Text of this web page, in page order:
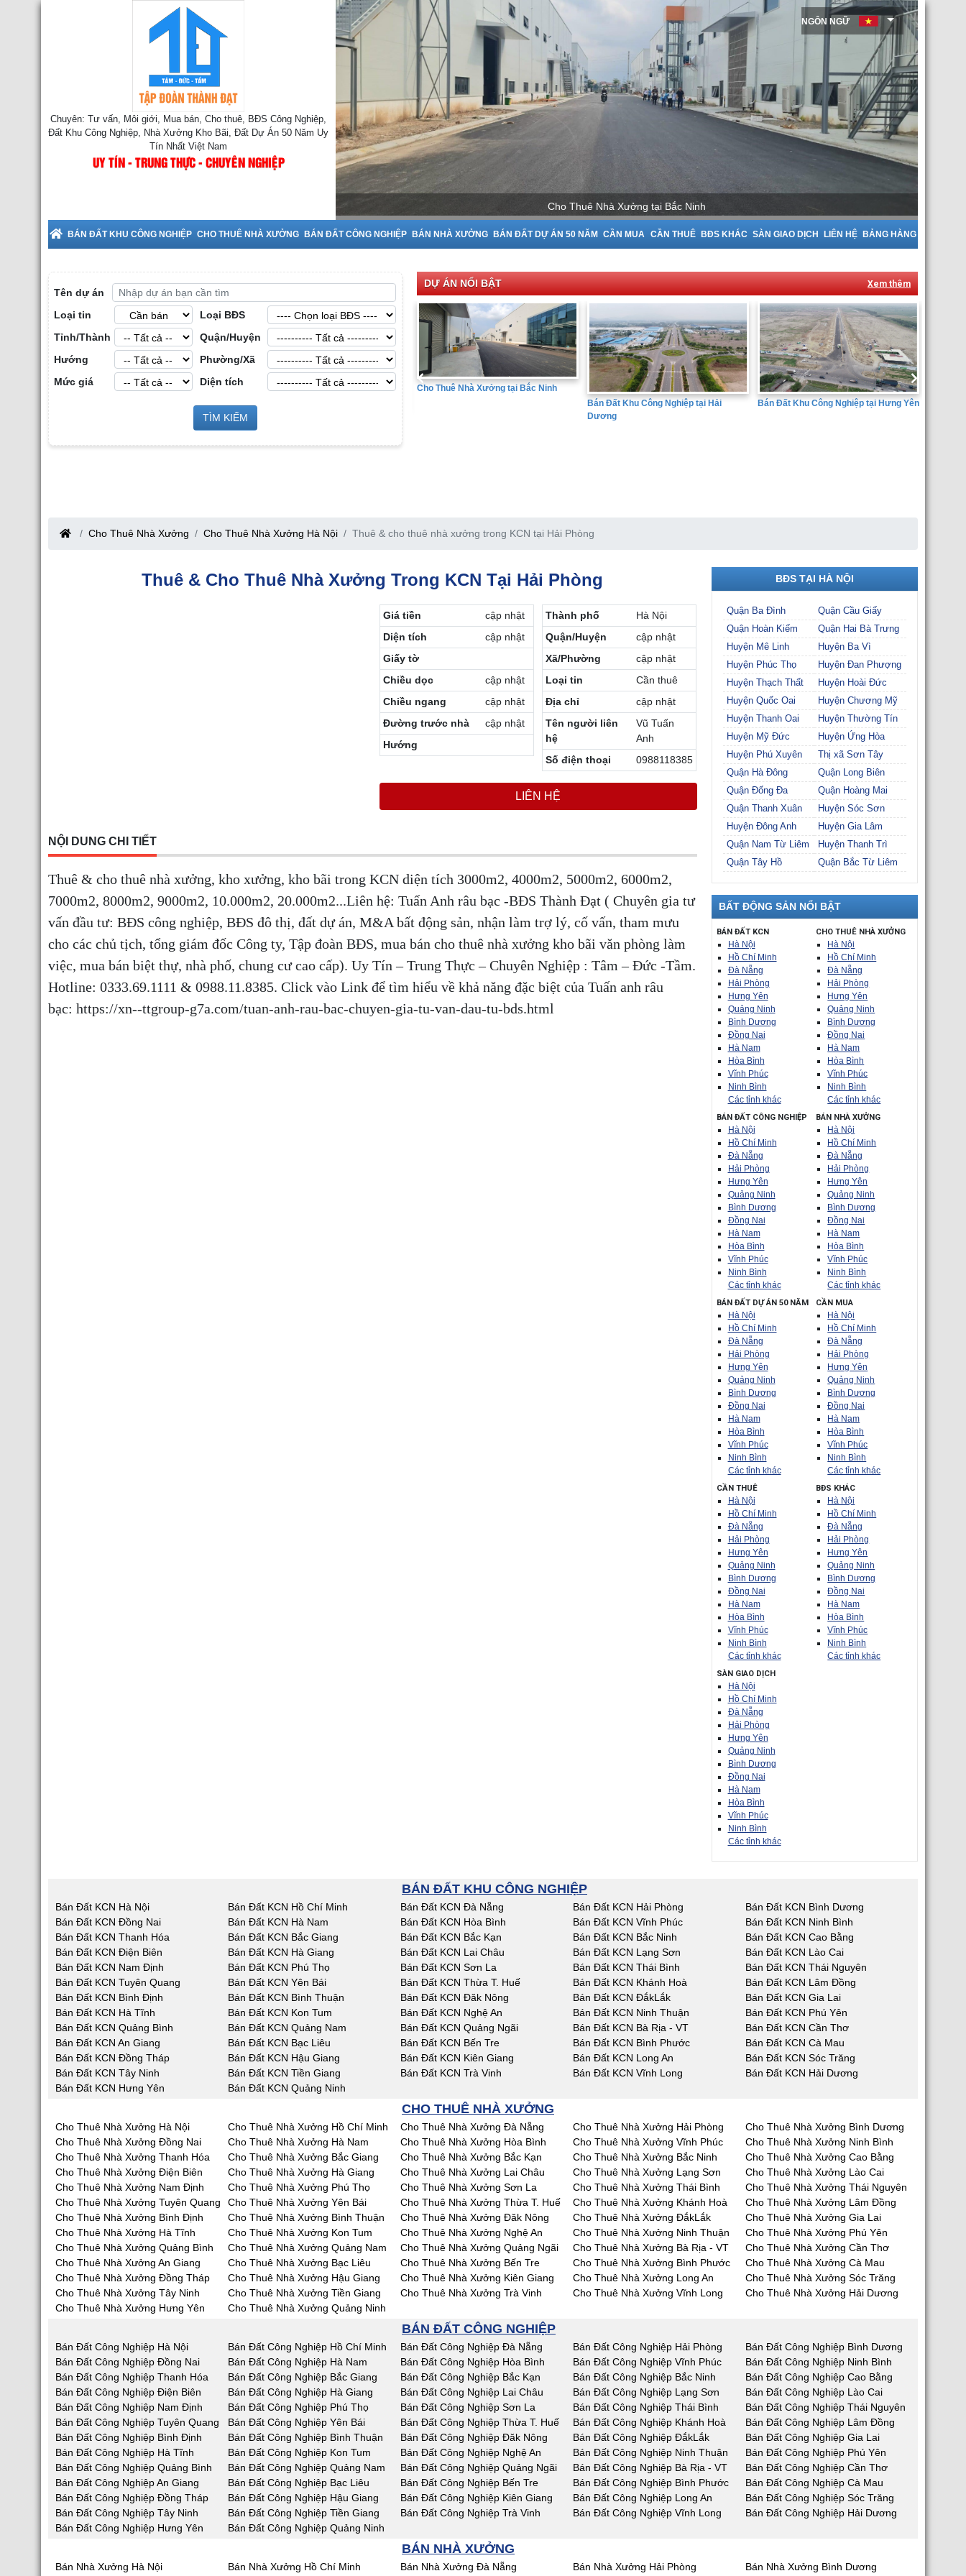
Chuyên: Tư vấn, Môi giới, Mua bán, Cho thuê, BĐS Công Nghiệp,
Đất Khu Công Nghiệp, Nhà Xưởng Kho Bãi, Đất Dự Án 50 Năm Uy
Tín Nhất Việt Nam
UY TÍN - TRUNG THỰC - CHUYÊN NGHIỆP
BÁN ĐẤT KHU CÔNG NGHIỆP CHO THUÊ NHÀ XƯỞNG BÁN ĐẤT CÔNG NGHIỆP BÁN NHÀ XƯỞNG BÁN ĐẤT DỰ ÁN 50 NĂM CẦN MUA CẦN THUÊ BĐS KHÁC SÀN GIAO DỊCH LIÊN HỆ BẢNG HÀNG
NGÔN NGỮ
Tên dự án
Loại tin
Loại BĐS
Tỉnh/Thành
Quận/Huyện
Hướng
Phường/Xã
Mức giá
Diện tích
TÌM KIẾM
DỰ ÁN NỔI BẬT Xem thêm
Sàn Môi Giới Bất Động Sản Công
Nghiệp tại Tỉnh Bắc Giang
Cho Thuê Nhà Xưởng tại Hưng Yên
Cho Thuê Nhà Xưởng tại Bắc Ninh
Bán Đất Khu Công Nghiệp tại Hải
Bán Đất Khu Công Nghiệp tại Hưng Yên
Cho Thuê Nhà Xưởng Cho Thuê Nhà Xưởng Hà Nội Thuê & cho thuê nhà xưởng trong KCN tại Hải Phòng
Thuê & Cho Thuê Nhà Xưởng Trong KCN Tại Hải Phòng
Giá tiền
cập nhật
Diện tích
cập nhật
Giấy tờ
Chiều dọc
cập nhật
Chiều ngang
cập nhật
Đường trước nhà
cập nhật
Hướng
Thành phố
Hà Nội
Quận/Huyện
cập nhật
Xã/Phường
cập nhật
Loại tin
Cần thuê
Địa chỉ
cập nhật
Tên người liên
hệ
Vũ Tuấn
Anh
Số điện thoại
0988118385
LIÊN HỆ
NỘI DUNG CHI TIẾT
Thuê & cho thuê nhà xưởng, kho xưởng, kho bãi trong KCN diện tích 3000m2, 4000m2, 5000m2, 6000m2,
7000m2, 8000m2, 9000m2, 10.000m2, 20.000m2...Liên hệ: Tuấn Anh râu bạc -BĐS Thành Đạt ( Chuyên gia tư
vấn đầu tư: BĐS công nghiệp, BĐS đô thị, đất dự án, M&A bất động sản, nhận làm trợ lý, cố vấn, tham mưu
cho các chủ tịch, tổng giám đốc Công ty, Tập đoàn BĐS, mua bán cho thuê nhà xưởng kho bãi văn phòng làm
việc, mua bán biệt thự, nhà phố, chung cư cao cấp). Uy Tín – Trung Thực – Chuyên Nghiệp : Tâm – Đức -Tầm.
Hotline: 0333.69.1111 & 0988.11.8385. Click vào Link để tìm hiểu về khả năng đặc biệt của Tuấn anh râu
bạc: https://xn--ttgroup-g7a.com/tuan-anh-rau-bac-chuyen-gia-tu-van-dau-tu-bds.html
BĐS TẠI HÀ NỘI
Quận Ba Đình
Quận Cầu Giấy
Quận Hoàn Kiếm
Quận Hai Bà Trưng
Huyện Mê Linh
Huyện Ba Vì
Huyện Phúc Thọ
Huyện Đan Phượng
Huyện Thạch Thất
Huyện Hoài Đức
Huyện Quốc Oai
Huyện Chương Mỹ
Huyện Thanh Oai
Huyện Thường Tín
Huyện Mỹ Đức
Huyện Ứng Hòa
Huyện Phú Xuyên
Thị xã Sơn Tây
Quận Hà Đông
Quận Long Biên
Quận Đống Đa
Quận Hoàng Mai
Quận Thanh Xuân
Huyện Sóc Sơn
Huyện Đông Anh
Huyện Gia Lâm
Quận Nam Từ Liêm
Huyện Thanh Trì
Quận Tây Hồ
Quận Bắc Từ Liêm
BẤT ĐỘNG SẢN NỔI BẬT
BÁN ĐẤT KCN
Hà Nội
Hồ Chí Minh
Đà Nẵng
Hải Phòng
Hưng Yên
Quảng Ninh
Bình Dương
Đồng Nai
Hà Nam
Hòa Bình
Vĩnh Phúc
Ninh Bình
Các tỉnh khác
CHO THUÊ NHÀ XƯỞNG
Hà Nội
Hồ Chí Minh
Đà Nẵng
Hải Phòng
Hưng Yên
Quảng Ninh
Bình Dương
Đồng Nai
Hà Nam
Hòa Bình
Vĩnh Phúc
Ninh Bình
Các tỉnh khác
BÁN ĐẤT CÔNG NGHIỆP
Hà Nội
Hồ Chí Minh
Đà Nẵng
Hải Phòng
Hưng Yên
Quảng Ninh
Bình Dương
Đồng Nai
Hà Nam
Hòa Bình
Vĩnh Phúc
Ninh Bình
Các tỉnh khác
BÁN NHÀ XƯỞNG
Hà Nội
Hồ Chí Minh
Đà Nẵng
Hải Phòng
Hưng Yên
Quảng Ninh
Bình Dương
Đồng Nai
Hà Nam
Hòa Bình
Vĩnh Phúc
Ninh Bình
Các tỉnh khác
BÁN ĐẤT DỰ ÁN 50 NĂM
Hà Nội
Hồ Chí Minh
Đà Nẵng
Hải Phòng
Hưng Yên
Quảng Ninh
Bình Dương
Đồng Nai
Hà Nam
Hòa Bình
Vĩnh Phúc
Ninh Bình
Các tỉnh khác
CẦN MUA
Hà Nội
Hồ Chí Minh
Đà Nẵng
Hải Phòng
Hưng Yên
Quảng Ninh
Bình Dương
Đồng Nai
Hà Nam
Hòa Bình
Vĩnh Phúc
Ninh Bình
Các tỉnh khác
CẦN THUÊ
Hà Nội
Hồ Chí Minh
Đà Nẵng
Hải Phòng
Hưng Yên
Quảng Ninh
Bình Dương
Đồng Nai
Hà Nam
Hòa Bình
Vĩnh Phúc
Ninh Bình
Các tỉnh khác
BĐS KHÁC
Hà Nội
Hồ Chí Minh
Đà Nẵng
Hải Phòng
Hưng Yên
Quảng Ninh
Bình Dương
Đồng Nai
Hà Nam
Hòa Bình
Vĩnh Phúc
Ninh Bình
Các tỉnh khác
SÀN GIAO DỊCH
Hà Nội
Hồ Chí Minh
Đà Nẵng
Hải Phòng
Hưng Yên
Quảng Ninh
Bình Dương
Đồng Nai
Hà Nam
Hòa Bình
Vĩnh Phúc
Ninh Bình
Các tỉnh khác
BÁN ĐẤT KHU CÔNG NGHIỆP
Bán Đất KCN Hà Nội Bán Đất KCN Hồ Chí Minh Bán Đất KCN Đà Nẵng Bán Đất KCN Hải Phòng
Bán Đất KCN Bình Dương
Bán Đất KCN Đồng Nai
Bán Đất KCN Hà Nam Bán Đất KCN Hòa Bình Bán Đất KCN Vĩnh Phúc
Bán Đất KCN Ninh Bình
Bán Đất KCN Thanh Hóa
Bán Đất KCN Bắc Giang Bán Đất KCN Bắc Kạn Bán Đất KCN Bắc Ninh
Bán Đất KCN Cao Bằng
Bán Đất KCN Điện Biên
Bán Đất KCN Hà Giang Bán Đất KCN Lai Châu Bán Đất KCN Lạng Sơn
Bán Đất KCN Lào Cai
Bán Đất KCN Nam Định
Bán Đất KCN Phú Thọ Bán Đất KCN Sơn La Bán Đất KCN Thái Bình
Bán Đất KCN Thái Nguyên
Bán Đất KCN Tuyên Quang
Bán Đất KCN Yên Bái Bán Đất KCN Thừa T. Huế Bán Đất KCN Khánh Hoà
Bán Đất KCN Lâm Đồng
Bán Đất KCN Bình Định
Bán Đất KCN Bình Thuận Bán Đất KCN Đăk Nông Bán Đất KCN ĐắkLắk
Bán Đất KCN Gia Lai
Bán Đất KCN Hà Tĩnh
Bán Đất KCN Kon Tum Bán Đất KCN Nghệ An Bán Đất KCN Ninh Thuận
Bán Đất KCN Phú Yên
Bán Đất KCN Quảng Bình
Bán Đất KCN Quảng Nam Bán Đất KCN Quảng Ngãi Bán Đất KCN Bà Rịa - VT
Bán Đất KCN Cần Thơ
Bán Đất KCN An Giang
Bán Đất KCN Bạc Liêu Bán Đất KCN Bến Tre Bán Đất KCN Bình Phước
Bán Đất KCN Cà Mau
Bán Đất KCN Đồng Tháp
Bán Đất KCN Hậu Giang Bán Đất KCN Kiên Giang Bán Đất KCN Long An
Bán Đất KCN Sóc Trăng
Bán Đất KCN Tây Ninh
Bán Đất KCN Tiền Giang Bán Đất KCN Trà Vinh Bán Đất KCN Vĩnh Long
Bán Đất KCN Hải Dương
Bán Đất KCN Hưng Yên
Bán Đất KCN Quảng Ninh
CHO THUÊ NHÀ XƯỞNG
Cho Thuê Nhà Xưởng Hà Nội Cho Thuê Nhà Xưởng Hồ Chí Minh Cho Thuê Nhà Xưởng Đà Nẵng Cho Thuê Nhà Xưởng Hải Phòng
Cho Thuê Nhà Xưởng Bình Dương
Cho Thuê Nhà Xưởng Đồng Nai
Cho Thuê Nhà Xưởng Hà Nam Cho Thuê Nhà Xưởng Hòa Bình Cho Thuê Nhà Xưởng Vĩnh Phúc
Cho Thuê Nhà Xưởng Ninh Bình
Cho Thuê Nhà Xưởng Thanh Hóa
Cho Thuê Nhà Xưởng Bắc Giang Cho Thuê Nhà Xưởng Bắc Kạn Cho Thuê Nhà Xưởng Bắc Ninh
Cho Thuê Nhà Xưởng Cao Bằng
Cho Thuê Nhà Xưởng Điện Biên
Cho Thuê Nhà Xưởng Hà Giang Cho Thuê Nhà Xưởng Lai Châu Cho Thuê Nhà Xưởng Lạng Sơn
Cho Thuê Nhà Xưởng Lào Cai
Cho Thuê Nhà Xưởng Nam Định
Cho Thuê Nhà Xưởng Phú Thọ Cho Thuê Nhà Xưởng Sơn La Cho Thuê Nhà Xưởng Thái Bình
Cho Thuê Nhà Xưởng Thái Nguyên
Cho Thuê Nhà Xưởng Tuyên Quang
Cho Thuê Nhà Xưởng Yên Bái Cho Thuê Nhà Xưởng Thừa T. Huế Cho Thuê Nhà Xưởng Khánh Hoà
Cho Thuê Nhà Xưởng Lâm Đồng
Cho Thuê Nhà Xưởng Bình Định
Cho Thuê Nhà Xưởng Bình Thuận Cho Thuê Nhà Xưởng Đăk Nông Cho Thuê Nhà Xưởng ĐắkLắk
Cho Thuê Nhà Xưởng Gia Lai
Cho Thuê Nhà Xưởng Hà Tĩnh
Cho Thuê Nhà Xưởng Kon Tum Cho Thuê Nhà Xưởng Nghệ An Cho Thuê Nhà Xưởng Ninh Thuận
Cho Thuê Nhà Xưởng Phú Yên
Cho Thuê Nhà Xưởng Quảng Bình
Cho Thuê Nhà Xưởng Quảng Nam Cho Thuê Nhà Xưởng Quảng Ngãi Cho Thuê Nhà Xưởng Bà Rịa - VT
Cho Thuê Nhà Xưởng Cần Thơ
Cho Thuê Nhà Xưởng An Giang
Cho Thuê Nhà Xưởng Bạc Liêu Cho Thuê Nhà Xưởng Bến Tre Cho Thuê Nhà Xưởng Bình Phước
Cho Thuê Nhà Xưởng Cà Mau
Cho Thuê Nhà Xưởng Đồng Tháp
Cho Thuê Nhà Xưởng Hậu Giang Cho Thuê Nhà Xưởng Kiên Giang Cho Thuê Nhà Xưởng Long An
Cho Thuê Nhà Xưởng Sóc Trăng
Cho Thuê Nhà Xưởng Tây Ninh
Cho Thuê Nhà Xưởng Tiền Giang Cho Thuê Nhà Xưởng Trà Vinh Cho Thuê Nhà Xưởng Vĩnh Long
Cho Thuê Nhà Xưởng Hải Dương
Cho Thuê Nhà Xưởng Hưng Yên
Cho Thuê Nhà Xưởng Quảng Ninh
BÁN ĐẤT CÔNG NGHIỆP
Bán Đất Công Nghiệp Hà Nội Bán Đất Công Nghiệp Hồ Chí Minh Bán Đất Công Nghiệp Đà Nẵng Bán Đất Công Nghiệp Hải Phòng
Bán Đất Công Nghiệp Bình Dương
Bán Đất Công Nghiệp Đồng Nai
Bán Đất Công Nghiệp Hà Nam Bán Đất Công Nghiệp Hòa Bình Bán Đất Công Nghiệp Vĩnh Phúc
Bán Đất Công Nghiệp Ninh Bình
Bán Đất Công Nghiệp Thanh Hóa
Bán Đất Công Nghiệp Bắc Giang Bán Đất Công Nghiệp Bắc Kạn Bán Đất Công Nghiệp Bắc Ninh
Bán Đất Công Nghiệp Cao Bằng
Bán Đất Công Nghiệp Điện Biên
Bán Đất Công Nghiệp Hà Giang Bán Đất Công Nghiệp Lai Châu Bán Đất Công Nghiệp Lạng Sơn
Bán Đất Công Nghiệp Lào Cai
Bán Đất Công Nghiệp Nam Định
Bán Đất Công Nghiệp Phú Thọ Bán Đất Công Nghiệp Sơn La Bán Đất Công Nghiệp Thái Bình
Bán Đất Công Nghiệp Thái Nguyên
Bán Đất Công Nghiệp Tuyên Quang
Bán Đất Công Nghiệp Yên Bái Bán Đất Công Nghiệp Thừa T. Huế Bán Đất Công Nghiệp Khánh Hoà
Bán Đất Công Nghiệp Lâm Đồng
Bán Đất Công Nghiệp Bình Định
Bán Đất Công Nghiệp Bình Thuận Bán Đất Công Nghiệp Đăk Nông Bán Đất Công Nghiệp ĐắkLắk
Bán Đất Công Nghiệp Gia Lai
Bán Đất Công Nghiệp Hà Tĩnh
Bán Đất Công Nghiệp Kon Tum Bán Đất Công Nghiệp Nghệ An Bán Đất Công Nghiệp Ninh Thuận
Bán Đất Công Nghiệp Phú Yên
Bán Đất Công Nghiệp Quảng Bình
Bán Đất Công Nghiệp Quảng Nam Bán Đất Công Nghiệp Quảng Ngãi Bán Đất Công Nghiệp Bà Rịa - VT
Bán Đất Công Nghiệp Cần Thơ
Bán Đất Công Nghiệp An Giang
Bán Đất Công Nghiệp Bạc Liêu Bán Đất Công Nghiệp Bến Tre Bán Đất Công Nghiệp Bình Phước
Bán Đất Công Nghiệp Cà Mau
Bán Đất Công Nghiệp Đồng Tháp
Bán Đất Công Nghiệp Hậu Giang Bán Đất Công Nghiệp Kiên Giang Bán Đất Công Nghiệp Long An
Bán Đất Công Nghiệp Sóc Trăng
Bán Đất Công Nghiệp Tây Ninh
Bán Đất Công Nghiệp Tiền Giang Bán Đất Công Nghiệp Trà Vinh Bán Đất Công Nghiệp Vĩnh Long
Bán Đất Công Nghiệp Hải Dương
Bán Đất Công Nghiệp Hưng Yên
Bán Đất Công Nghiệp Quảng Ninh
BÁN NHÀ XƯỞNG
Bán Nhà Xưởng Hà Nội Bán Nhà Xưởng Hồ Chí Minh Bán Nhà Xưởng Đà Nẵng Bán Nhà Xưởng Hải Phòng Bán Nhà Xưởng Bình Dương